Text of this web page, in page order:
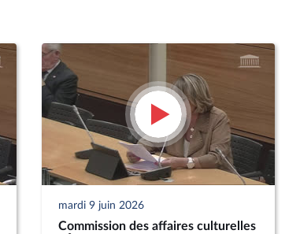
mardi 9 juin 2026
Commission des affaires culturelles